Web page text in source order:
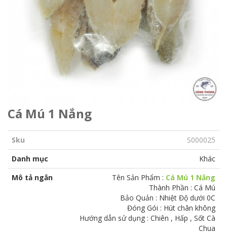
Cá Mú 1 Nắng
Sku
S000025
Danh mục
Khác
Mô tả ngắn
Tên Sản Phẩm : Cá Mú 1 Nắng
Thành Phần : Cá Mú
Bảo Quản : Nhiệt Độ dưới 0C
Đóng Gói : Hút chân không
Hướng dẫn sử dụng : Chiên , Hấp , Sốt Cà
Chua